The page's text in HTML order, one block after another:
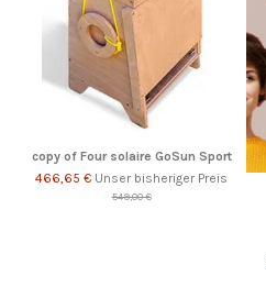
copy of Four solaire GoSun Sport
466,65 € Unser bisheriger Preis
549,00 €